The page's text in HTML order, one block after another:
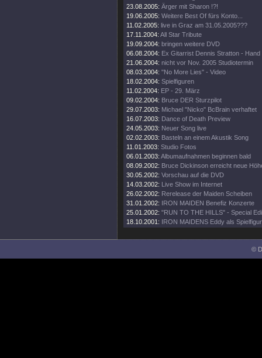
23.08.2005: Ärger mit Sharon !?!
19.06.2005: Weitere Best Of fürs Konto...
11.02.2005: live in Graz am 31.05.2005???
17.11.2004: All Star Tribute
19.09.2004: bringen weitere DVD
06.08.2004: Ex Gitarrist Dennis Stratton -
21.06.2004: nicht vor Nov. 2005 Studiotermin
08.03.2004: "No More Lies" - Video
18.02.2004: Spielfiguren
11.02.2004: EP - 29. März
09.02.2004: Bruce DER Sturzpilot
29.07.2003: Michael "Nicko" BcBrain verhaftet
16.07.2003: Dance of Death Preview
24.05.2003: Neuer Song live
02.02.2003: Basteln an einem Akustik Song
11.01.2003: Studio Fotos
06.01.2003: Albumaufnahmen beginnen bald
08.09.2002: Bruce Dickinson erreicht neue
30.05.2002: Vorschau auf die DVD
14.03.2002: Live Show im Internet
26.02.2002: Rerelease der Maiden Scheiben
31.01.2002: IRON MAIDEN Benefiz Konzerte
25.01.2002: "RUN TO THE HILLS" - Special
18.10.2001: IRON MAIDENS Eddy als Spielfigur
©